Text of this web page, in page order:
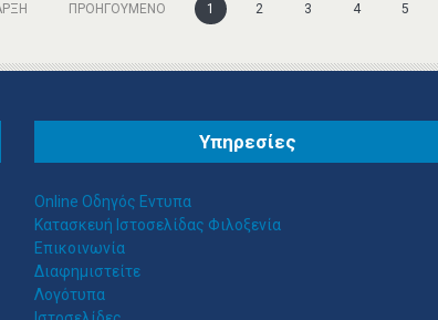
ΠΡΟΗΓΟΎΜΕΝΟ 1 2 3 4 5
Υπηρεσίες
Online Οδηγός Εντυπα
Κατασκευή Ιστοσελίδας Φιλοξενία
Επικοινωνία
Διαφημιστείτε
Λογότυπα